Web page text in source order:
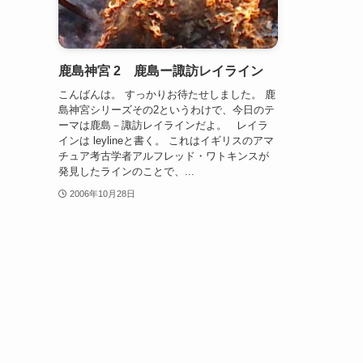
鹿島神宮 2 鹿島ー諏訪レイライン
こんばんは。 すっかりお待たせしました。 鹿
島神宮シリーズその2というわけで、今日のテ
ーマは鹿島－諏訪レイラインだよ。 レイラ
インは leylineと書く。 これはイギリスのアマ
チュア考古学者アルフレッド・ワトキンスが
発見したラインのことで、...
2006年10月28日